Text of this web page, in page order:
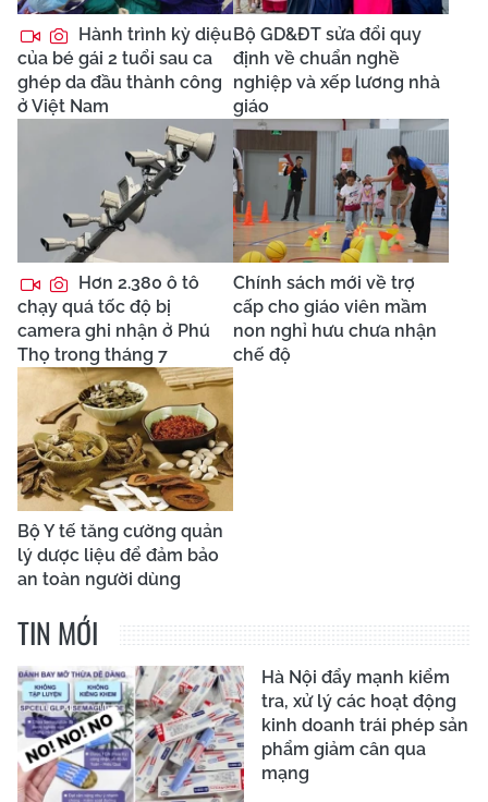
Hành trình kỳ diệu
của bé gái 2 tuổi sau ca
ghép da đầu thành công
ở Việt Nam
Bộ GD&ĐT sửa đổi quy
định về chuẩn nghề
nghiệp và xếp lương nhà
giáo
Hơn 2.380 ô tô
chạy quá tốc độ bị
camera ghi nhận ở Phú
Thọ trong tháng 7
Chính sách mới về trợ
cấp cho giáo viên mầm
non nghỉ hưu chưa nhận
chế độ
Bộ Y tế tăng cường quản
lý dược liệu để đảm bảo
an toàn người dùng
TIN MỚI
Hà Nội đẩy mạnh kiểm
tra, xử lý các hoạt động
kinh doanh trái phép sản
phẩm giảm cân qua
mạng